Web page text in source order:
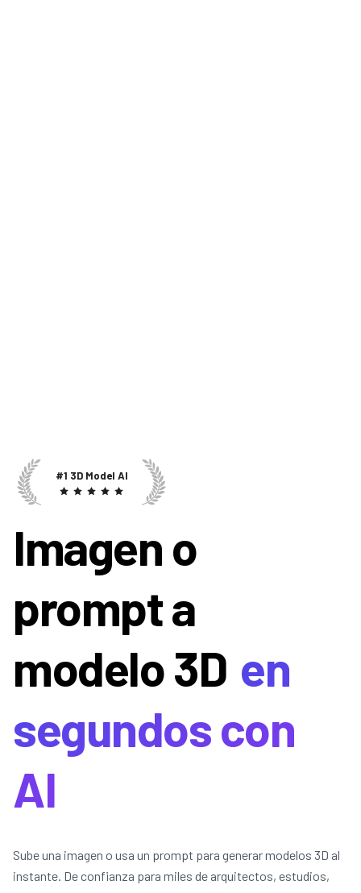
#1 3D Model AI
Imagen o
prompt a
modelo 3D en
segundos con
AI
Sube una imagen o usa un prompt para generar modelos 3D al
instante. De confianza para miles de arquitectos, estudios,